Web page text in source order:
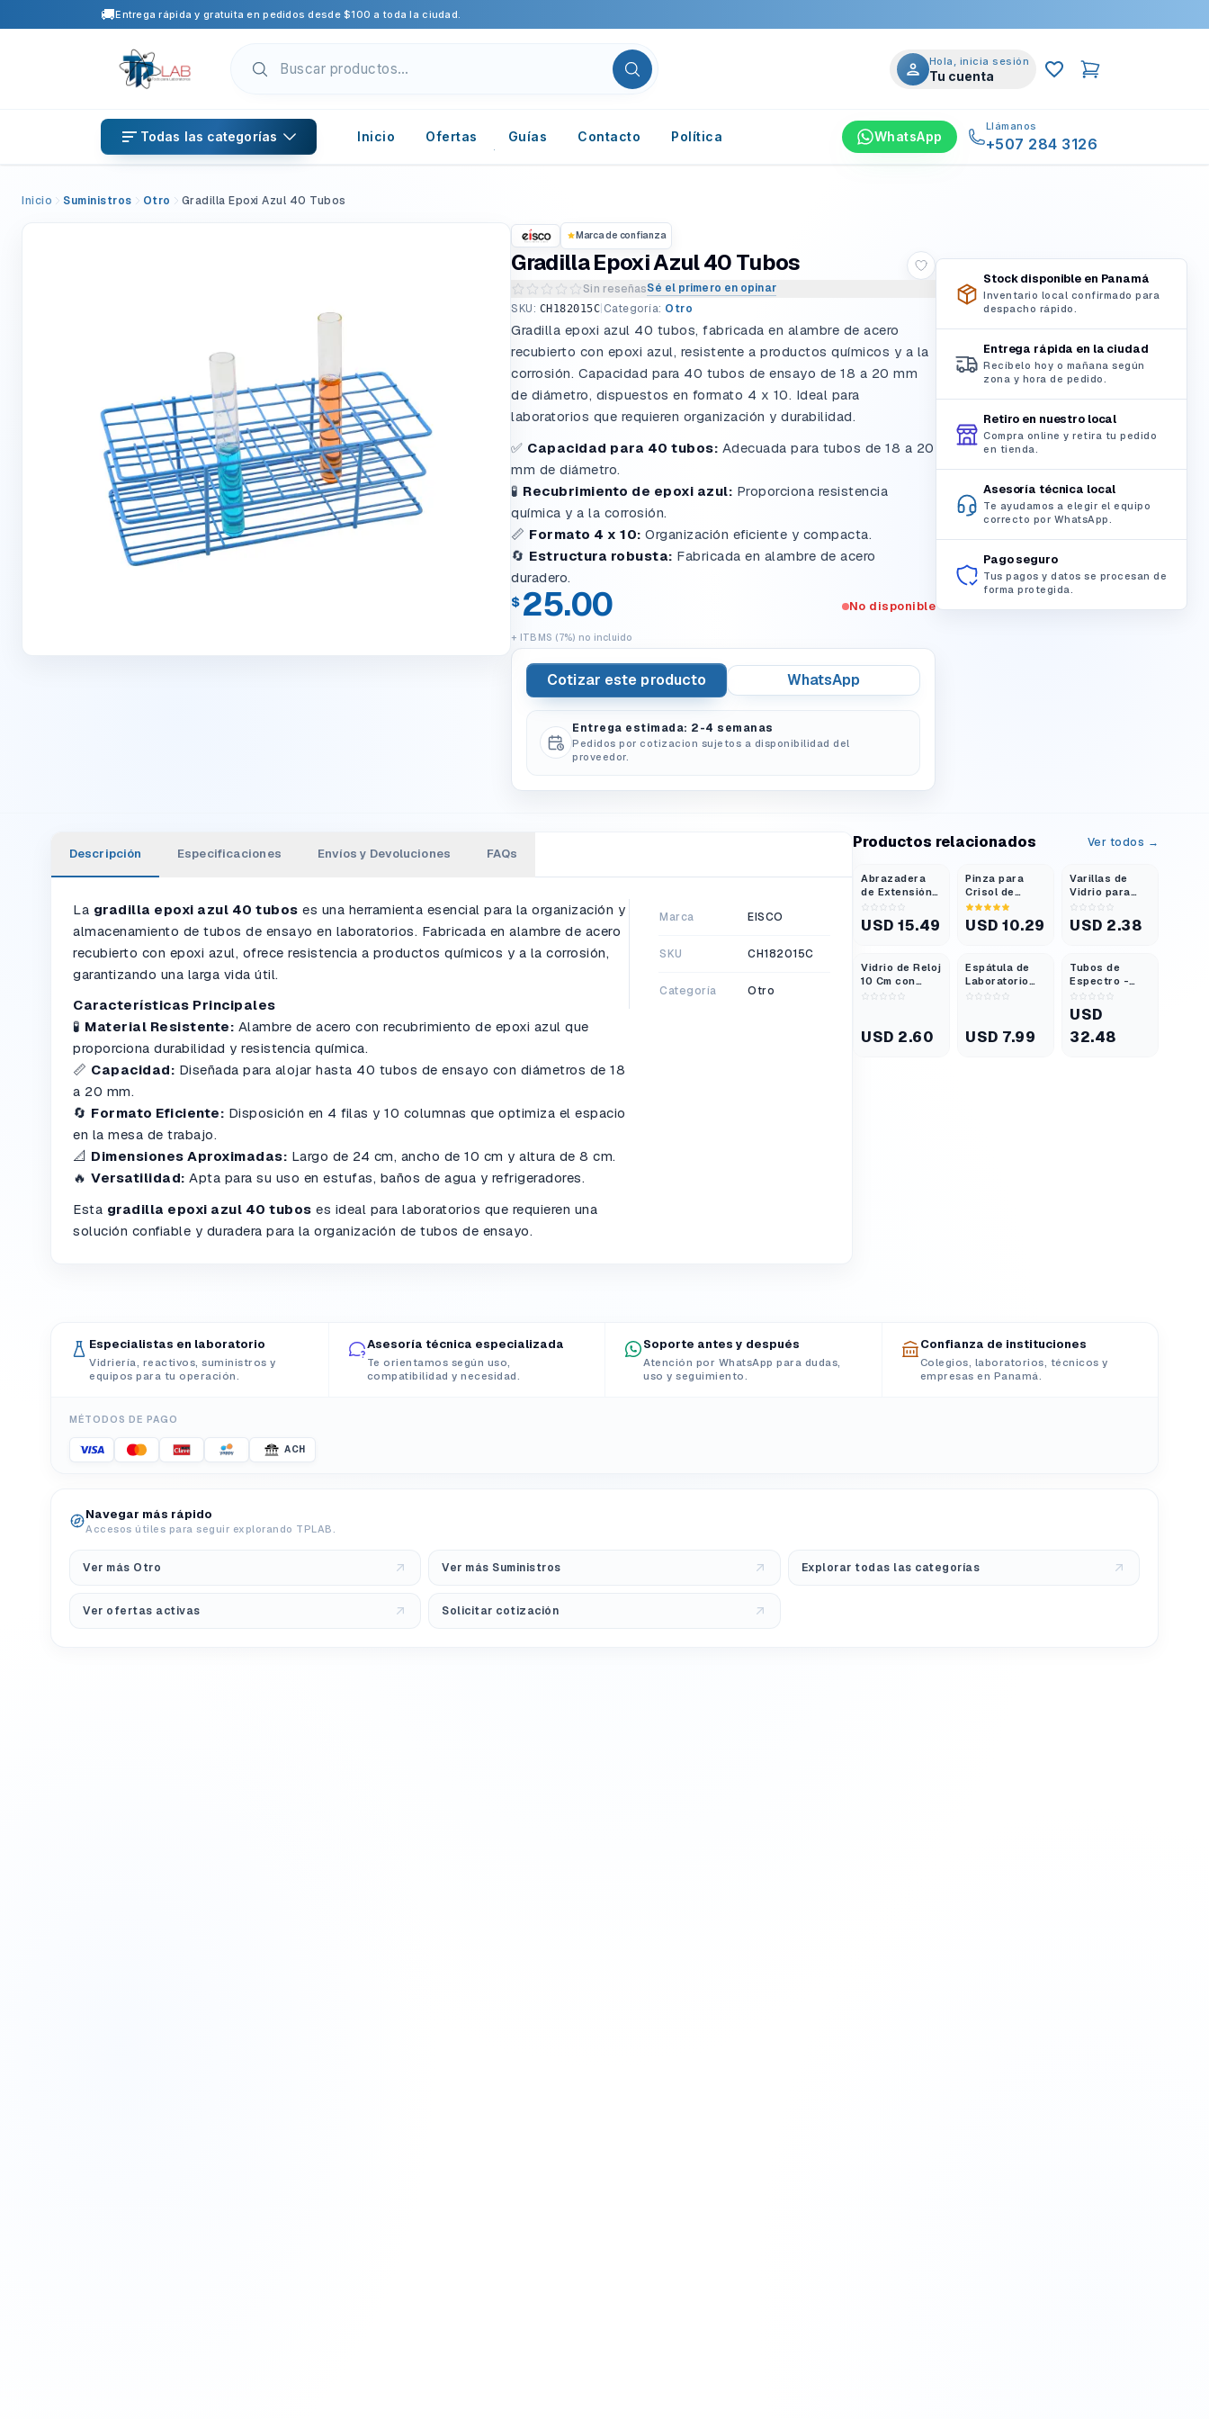
🚚Entrega rápida y gratuita en pedidos desde $100 a toda la ciudad.
Hola, inicia sesión
Tu cuenta
Todas las categorías Inicio Ofertas Guías Contacto Política WhatsApp
Llámanos
+507 284 3126
Inicio Suministros Otro Gradilla Epoxi Azul 40 Tubos
Marca de confianza
Gradilla Epoxi Azul 40 Tubos
Sin reseñasSé el primero en opinar
Escribir una reseña del producto
SKU: CH182015C Categoría: Otro
Gradilla epoxi azul 40 tubos, fabricada en alambre de acero
recubierto con epoxi azul, resistente a productos químicos y a la
corrosión. Capacidad para 40 tubos de ensayo de 18 a 20 mm
de diámetro, dispuestos en formato 4 x 10. Ideal para
laboratorios que requieren organización y durabilidad.
✅ Capacidad para 40 tubos: Adecuada para tubos de 18 a 20
mm de diámetro.
🧪 Recubrimiento de epoxi azul: Proporciona resistencia
química y a la corrosión.
📏 Formato 4 x 10: Organización eficiente y compacta.
🔄 Estructura robusta: Fabricada en alambre de acero
duradero.
$ 25.00
+ ITBMS (7%) no incluido
No disponible
Cotizar este producto WhatsApp
Entrega estimada: 2-4 semanas
Pedidos por cotizacion sujetos a disponibilidad del
proveedor.
Stock disponible en Panamá
Inventario local confirmado para
despacho rápido.
Entrega rápida en la ciudad
Recíbelo hoy o mañana según
zona y hora de pedido.
Retiro en nuestro local
Compra online y retira tu pedido
en tienda.
Asesoría técnica local
Te ayudamos a elegir el equipo
correcto por WhatsApp.
Pago seguro
Tus pagos y datos se procesan de
forma protegida.
Descripción Especificaciones Envíos y Devoluciones FAQs
La gradilla epoxi azul 40 tubos es una herramienta esencial para la organización y
almacenamiento de tubos de ensayo en laboratorios. Fabricada en alambre de acero
recubierto con epoxi azul, ofrece resistencia a productos químicos y a la corrosión,
garantizando una larga vida útil.
Características Principales
🧪 Material Resistente: Alambre de acero con recubrimiento de epoxi azul que
proporciona durabilidad y resistencia química.
📏 Capacidad: Diseñada para alojar hasta 40 tubos de ensayo con diámetros de 18
a 20 mm.
🔄 Formato Eficiente: Disposición en 4 filas y 10 columnas que optimiza el espacio
en la mesa de trabajo.
📐 Dimensiones Aproximadas: Largo de 24 cm, ancho de 10 cm y altura de 8 cm.
🔥 Versatilidad: Apta para su uso en estufas, baños de agua y refrigeradores.
Esta gradilla epoxi azul 40 tubos es ideal para laboratorios que requieren una
solución confiable y duradera para la organización de tubos de ensayo.
Marca EISCO
SKU CH182015C
Categoría Otro
Productos relacionados Ver todos →
Abrazadera
de Extensión
de 3 Dedos
con Puntas de
Pvc y Cabezal
USD 15.49
Pinza para
Crisol de
Acero
Inoxidable 30
Cm Tipo Arco
USD 10.29
Varillas de
Vidrio para
Agitar 7,9"
Diámetro 6 Mm
Extremos
USD 2.38
Vidrio de Reloj
10 Cm con
Bordes
USD 2.60
Espátula de
Laboratorio
con Mango de
USD 7.99
Tubos de
Espectro -
Helio
USD
32.48
Especialistas en laboratorio
Vidriería, reactivos, suministros y
equipos para tu operación.
Asesoría técnica especializada
Te orientamos según uso,
compatibilidad y necesidad.
Soporte antes y después
Atención por WhatsApp para dudas,
uso y seguimiento.
Confianza de instituciones
Colegios, laboratorios, técnicos y
empresas en Panamá.
MÉTODOS DE PAGO
ACH
Navegar más rápido
Accesos útiles para seguir explorando TPLAB.
Ver más Otro Ver más Suministros Explorar todas las categorías
Ver ofertas activas Solicitar cotización